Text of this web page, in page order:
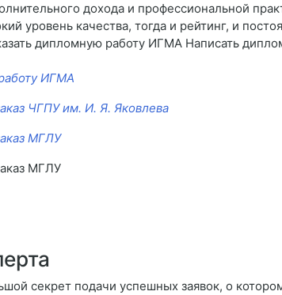
дохода и профессиональной
уровень качества, тогда и рейтинг, и
дипломную работу ИГМА Написать
ИГМА
ЧГПУ им. И. Я. Яковлева
МГЛУ
МГЛУ
секрет подачи успешных заявок, о